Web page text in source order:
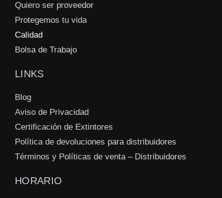
Quiero ser proveedor
Protegemos tu vida
Calidad
Bolsa de Trabajo
LINKS
Blog
Aviso de Privacidad
Certificación de Extintores
Política de devoluciones para distribuidores
Términos y Políticas de venta – Distribuidores
HORARIO